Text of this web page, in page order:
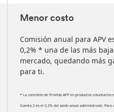
Menor costo
Comisión anual para APV
0,2% * una de las más
mercado, quedando más
para ti.
* La comisión de ProVida AFP en productos voluntarios
Cuenta 2 es el 0,2% del saldo anual administrado. Para